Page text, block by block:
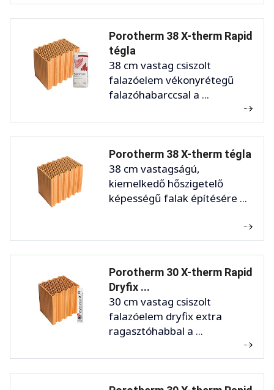
Porotherm 38 X-therm Rapid
tégla
38 cm vastag csiszolt
falazóelem vékonyrétegű
falazóhabarccsal a ...
Porotherm 38 X-therm tégla
38 cm vastagságú,
kiemelkedő hőszigetelő
képességű falak építésére ...
Porotherm 30 X-therm Rapid
Dryfix ...
30 cm vastag csiszolt
falazóelem dryfix extra
ragasztóhabbal a ...